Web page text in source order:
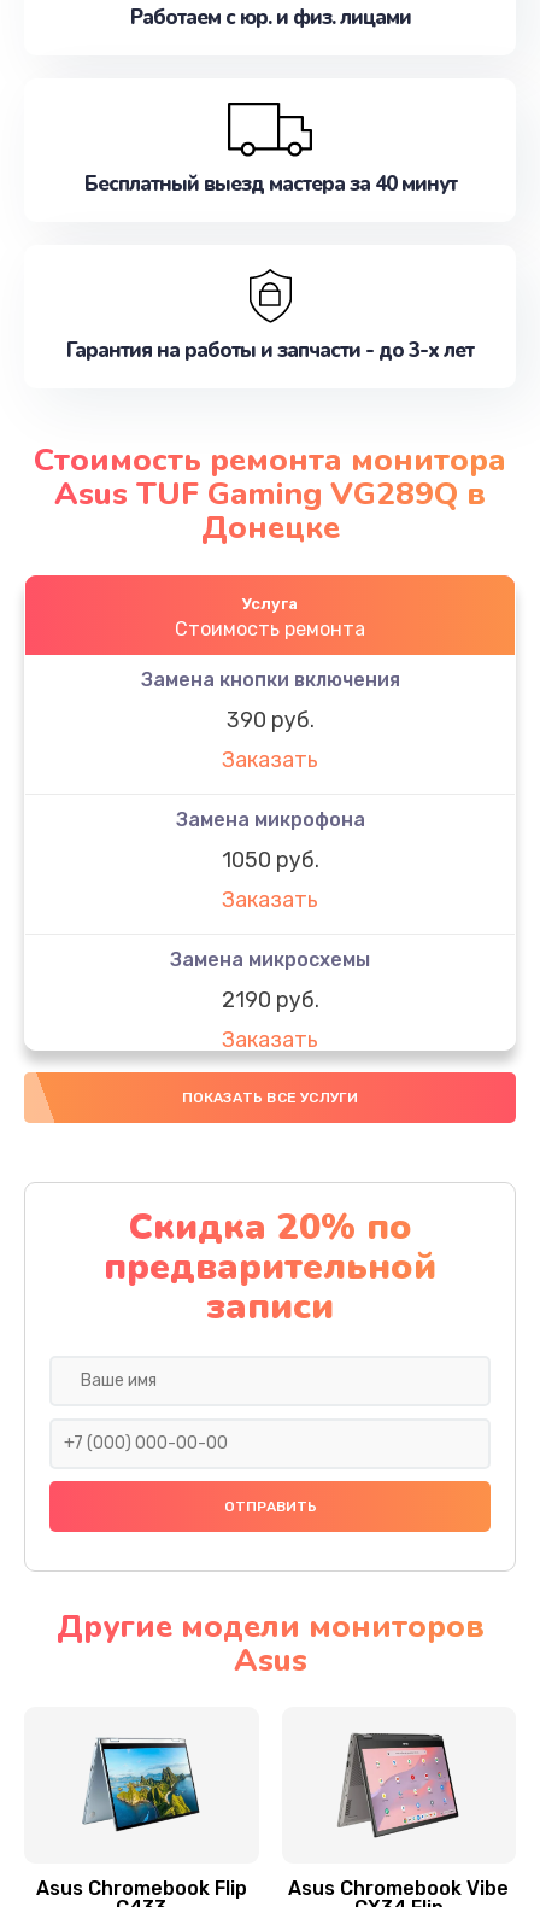
Работаем с юр. и физ. лицами
Бесплатный выезд мастера за 40 минут
Гарантия на работы и запчасти - до 3-х лет
Стоимость ремонта монитора
Asus TUF Gaming VG289Q в
Донецке
Услуга
Стоимость ремонта
Замена кнопки включения
390 руб.
Заказать
Замена микрофона
1050 руб.
Заказать
Замена микросхемы
2190 руб.
Заказать
Замена передней камеры
Заказать
Замена полифонического динамика
390 руб.
Заказать
Сбор/Разбор
Чистка динамика и микрофонов (с разбором)
Замена кнопки Home (домой)
Заказать
ПОКАЗАТЬ ВСЕ УСЛУГИ
Скидка 20% по
предварительной
записи
Другие модели мониторов
Asus
Asus Chromebook Flip
Asus Chromebook Vibe